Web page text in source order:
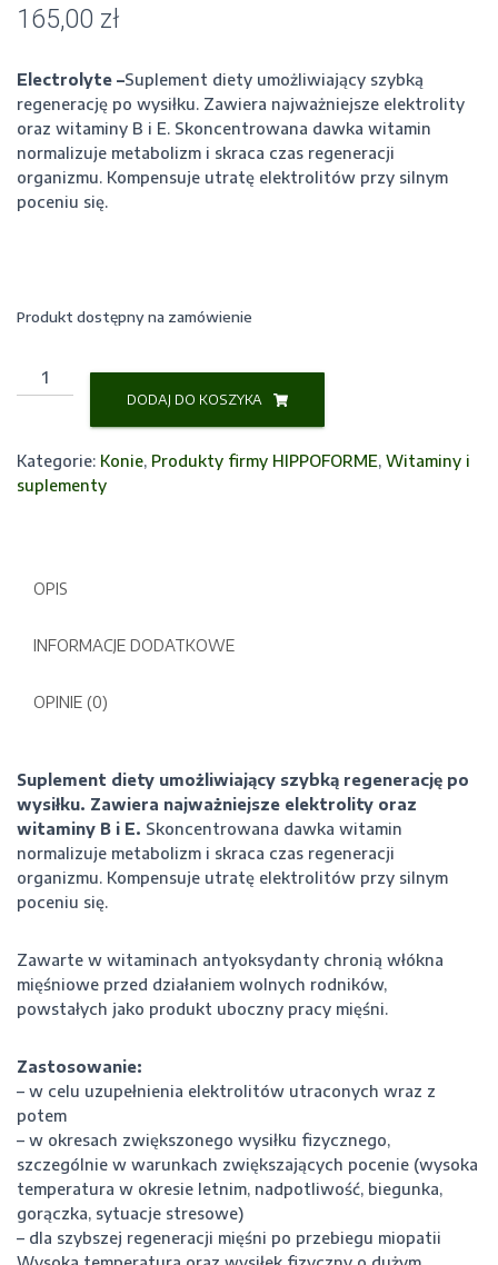
165,00 zł
Electrolyte –Suplement diety umożliwiający szybką
regenerację po wysiłku. Zawiera najważniejsze elektrolity
oraz witaminy B i E. Skoncentrowana dawka witamin
normalizuje metabolizm i skraca czas regeneracji
organizmu. Kompensuje utratę elektrolitów przy silnym
poceniu się.
Produkt dostępny na zamówienie
ilość
Electrolyte-
Hippoforme
DODAJ DO KOSZYKA
Kategorie: Konie, Produkty firmy HIPPOFORME, Witaminy i
suplementy
OPIS
INFORMACJE DODATKOWE
OPINIE (0)
Suplement diety umożliwiający szybką regenerację po
wysiłku. Zawiera najważniejsze elektrolity oraz
witaminy B i E. Skoncentrowana dawka witamin
normalizuje metabolizm i skraca czas regeneracji
organizmu. Kompensuje utratę elektrolitów przy silnym
poceniu się.
Zawarte w witaminach antyoksydanty chronią włókna
mięśniowe przed działaniem wolnych rodników,
powstałych jako produkt uboczny pracy mięśni.
Zastosowanie:
– w celu uzupełnienia elektrolitów utraconych wraz z
potem
– w okresach zwiększonego wysiłku fizycznego,
szczególnie w warunkach zwiększających pocenie (wysoka
temperatura w okresie letnim, nadpotliwość, biegunka,
gorączka, sytuacje stresowe)
– dla szybszej regeneracji mięśni po przebiegu miopatii